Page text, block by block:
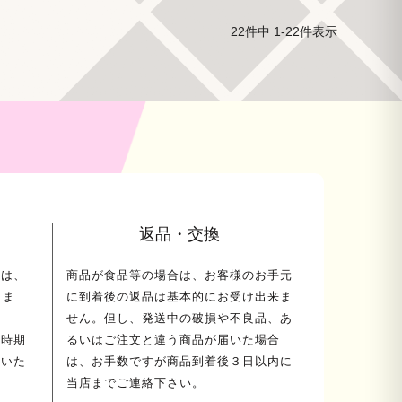
22件中 1-22件表示
、
期
た
返品・交換
商品が食品等の場合は、お客様のお手元
に到着後の返品は基本的にお受け出来ま
せん。但し、発送中の破損や不良品、あ
るいはご注文と違う商品が届いた場合
は、お手数ですが商品到着後３日以内に
当店までご連絡下さい。